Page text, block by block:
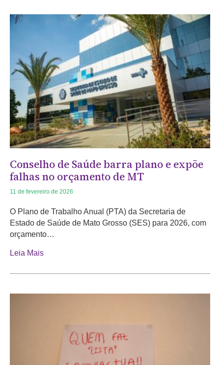
Conselho de Saúde barra plano e expõe
falhas no orçamento de MT
11 de fevereiro de 2026
O Plano de Trabalho Anual (PTA) da Secretaria de
Estado de Saúde de Mato Grosso (SES) para 2026, com
orçamento…
Leia Mais